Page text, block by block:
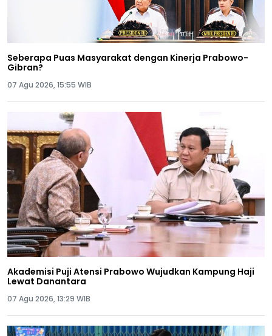
Seberapa Puas Masyarakat dengan Kinerja Prabowo-
Gibran?
07 Agu 2026, 15:55 WIB
Akademisi Puji Atensi Prabowo Wujudkan Kampung Haji
Lewat Danantara
07 Agu 2026, 13:29 WIB